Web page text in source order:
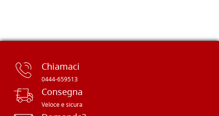
Chiamaci
0444-659513
Consegna
Veloce e sicura